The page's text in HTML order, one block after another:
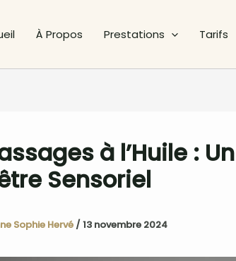
À Propos Prestations Tarifs
à l’Huile :
Sensoriel
Sophie Hervé /13 novembre 2024